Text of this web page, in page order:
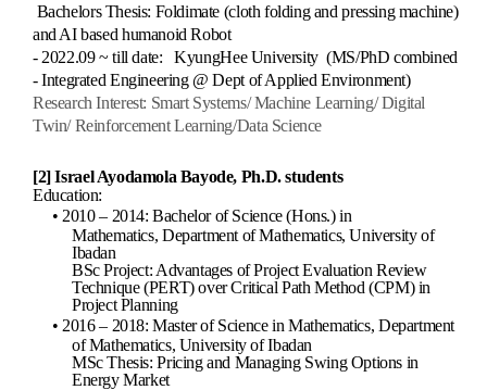
BachelorsThesis: Foldimate (cloth folding and pressing machine)
and AI based humanoid Robot
- 2022.09~ till date: KyungHee University (MS/PhD combined
- Integrated Engineering @ Dept of Applied Environment)
Research Interest: Smart Systems/ Machine Learning/ Digital
Twin/ Reinforcement Learning/Data Science
[2]Israel Ayodamola Bayode​, Ph.D. students
Education:
• 2010 – 2014: Bachelor of Science (Hons.) in
Mathematics, Department of Mathematics,University of
Ibadan
BSc Project: Advantages of Project Evaluation Review
Technique (PERT) over Critical Path Method (CPM) in
Project Planning
• 2016 – 2018: Master of Science in Mathematics, Department
of Mathematics, University of Ibadan
MSc Thesis: Pricing and Managing Swing Options in
Energy Market